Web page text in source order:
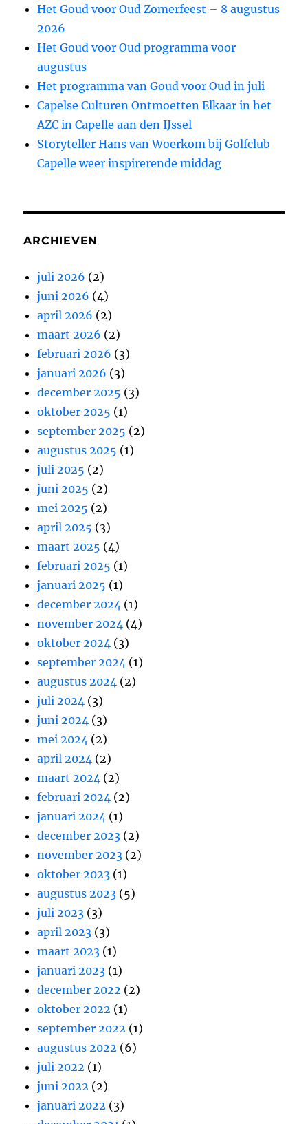
Het Goud voor Oud Zomerfeest – 8 augustus
2026
Het Goud voor Oud programma voor
augustus
Het programma van Goud voor Oud in juli
Capelse Culturen Ontmoetten Elkaar in het
AZC in Capelle aan den IJssel
Storyteller Hans van Woerkom bij Golfclub
Capelle weer inspirerende middag
ARCHIEVEN
juli 2026 (2)
juni 2026 (4)
april 2026 (2)
maart 2026 (2)
februari 2026 (3)
januari 2026 (3)
december 2025 (3)
oktober 2025 (1)
september 2025 (2)
augustus 2025 (1)
juli 2025 (2)
juni 2025 (2)
mei 2025 (2)
april 2025 (3)
maart 2025 (4)
februari 2025 (1)
januari 2025 (1)
december 2024 (1)
november 2024 (4)
oktober 2024 (3)
september 2024 (1)
augustus 2024 (2)
juli 2024 (3)
juni 2024 (3)
mei 2024 (2)
april 2024 (2)
maart 2024 (2)
februari 2024 (2)
januari 2024 (1)
december 2023 (2)
november 2023 (2)
oktober 2023 (1)
augustus 2023 (5)
juli 2023 (3)
april 2023 (3)
maart 2023 (1)
januari 2023 (1)
december 2022 (2)
oktober 2022 (1)
september 2022 (1)
augustus 2022 (6)
juli 2022 (1)
juni 2022 (2)
januari 2022 (3)